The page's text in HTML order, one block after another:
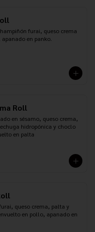
furai, queso crema
en panko.
Roll
en sésamo, queso crema,
hidropónica y choclo
en palta
queso crema, palta y
en pollo, apanado en